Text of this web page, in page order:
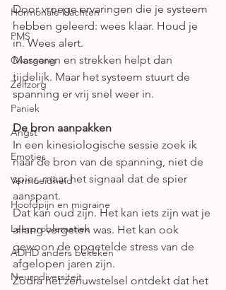
Hormonale klachten
PMS
Overgang
Zelfzorg
Paniek
Angst
Emoties
Vermoeidheid
Hoofdpijn en migraine
Leerproblematiek
ADHD anders bekeken
Neurodiversiteit
Door vroege ervaringen die je systeem
hebben geleerd: wees klaar. Houd je
in. Wees alert.
Masseren en strekken helpt dan
tijdelijk. Maar het systeem stuurt de
spanning er vrij snel weer in.
De bron aanpakken
In een kinesiologische sessie zoek ik
naar de bron van de spanning, niet de
spier, maar het signaal dat de spier
aanspant.
Dat kan oud zijn. Het kan iets zijn wat je
allang vergeten was. Het kan ook
gewoon de opgetelde stress van de
afgelopen jaren zijn.
Zodra het zenuwstelsel ontdekt dat het